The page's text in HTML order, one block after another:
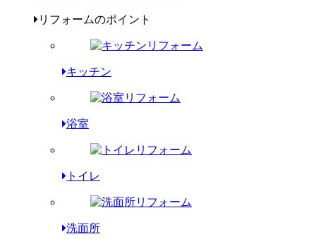
リフォームのポイント
キッチン
浴室
トイレ
洗面所